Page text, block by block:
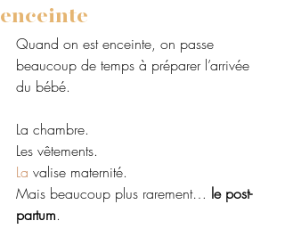
enceinte
Quand on est enceinte, on passe
beaucoup de temps à préparer l’arrivée
du bébé.
La chambre.
Les vêtements.
La valise maternité.
Mais beaucoup plus rarement… le post-
partum.